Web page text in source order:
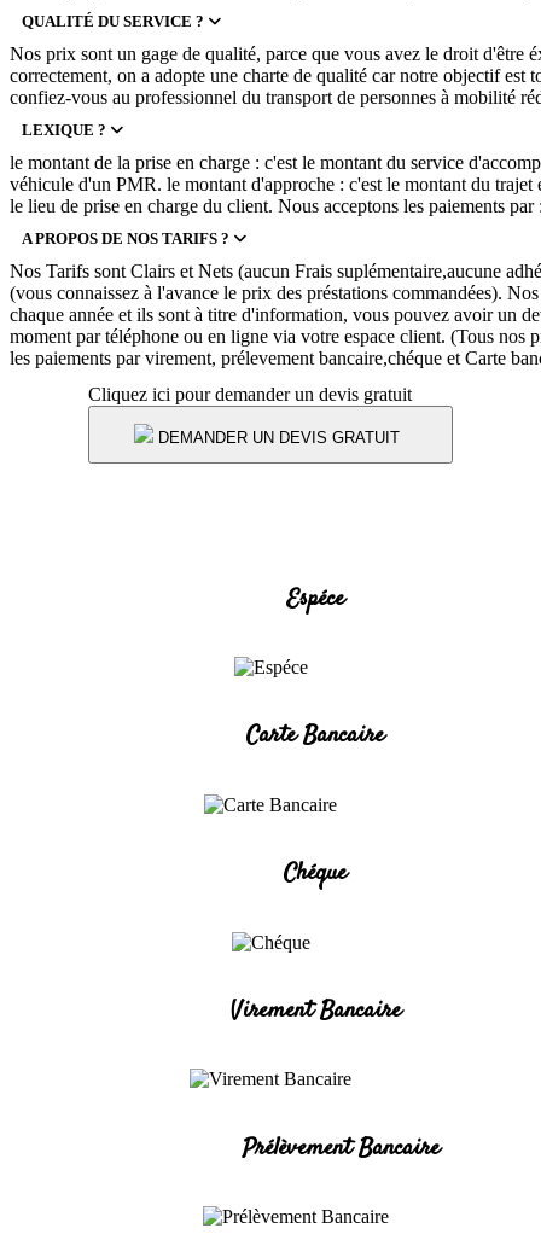
QUALITÉ DU SERVICE ?
Nos prix sont un gage de qualité, parce que vous avez le droit d'être
correctement, on a adopte une charte de qualité car notre objectif est
confiez-vous au professionnel du transport de personnes à mobilité
LEXIQUE ?
le montant de la prise en charge : c'est le montant du service
véhicule d'un PMR. le montant d'approche : c'est le montant du
le lieu de prise en charge du client. Nous acceptons les paiements
A PROPOS DE NOS TARIFS ?
Nos Tarifs sont Clairs et Nets (aucun Frais suplémentaire,aucune
(vous connaissez à l'avance le prix des préstations commandées).
chaque année et ils sont à titre d'information, vous pouvez avoir un
moment par téléphone ou en ligne via votre espace client. (Tous nos
les paiements par virement, prélevement bancaire,chéque et Carte
Cliquez ici pour demander un devis gratuit
DEMANDER UN DEVIS GRATUIT
Espéce
Carte Bancaire
Chéque
Virement Bancaire
Prélèvement Bancaire